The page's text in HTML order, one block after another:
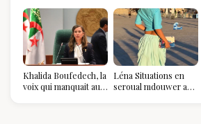
Khalida Boufedech, la
voix qui manquait au
Léna Situations en
seroual mdouwer au